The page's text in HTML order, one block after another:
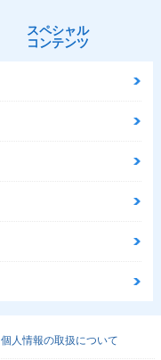
スペシャル
コンテンツ
個人情報の取扱について